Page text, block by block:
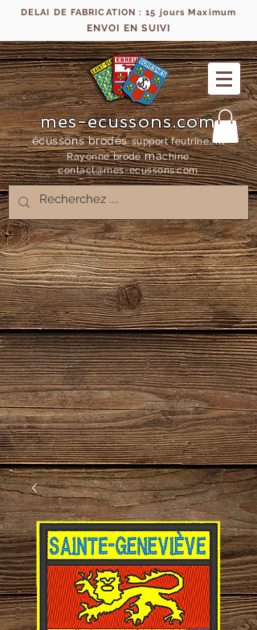
DELAI DE FABRICATION : 15 jours Maximum
ENVOI EN SUIVI
mes-ecussons.com
écussons brodés support feutrine, fil
Rayonne brodémachine
contact@mes-ecussons.com